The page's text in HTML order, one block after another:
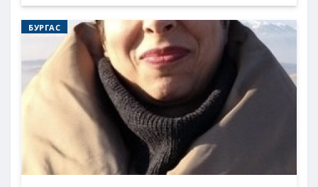
БУРГАС